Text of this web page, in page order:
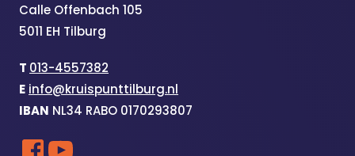
Calle Offenbach 105
5011 EH Tilburg
T 013-4557382
E info@kruispunttilburg.nl
IBAN NL34 RABO 0170293807